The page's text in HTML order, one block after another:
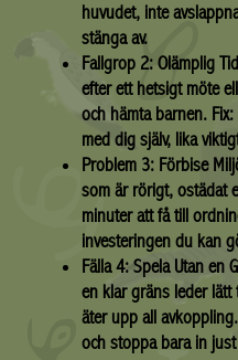
huvudet, inte
stänga av.
Fallgrop 2: Olämplig
efter ett hetsigt möte
och hämta barnen.
med dig själv, lika
Problem 3: Förbise
som är rörigt, ostädat
minuter att få till
investeringen du kan
Fälla 4: Spela Utan en
en klar gräns leder lätt
äter upp all
och stoppa bara in